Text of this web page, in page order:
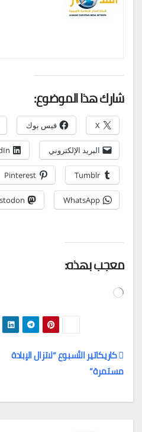
شارك هذا الموضوع:
X فيس بوك
البريد الإلكتروني
Tumblr
Pinterest
WhatsApp
معجب بهذه:
جاري
تصفّح
المقالات
كاريكاتير الأسبوع “لاتزال الإبادة
مستمرة”